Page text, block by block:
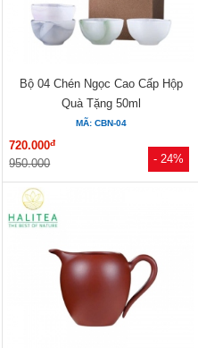
- 24%
Bộ 04 Chén Ngọc Cao Cấp Hộp
Quà Tặng 50ml
MÃ: CBN-04
720.000đ
950.000